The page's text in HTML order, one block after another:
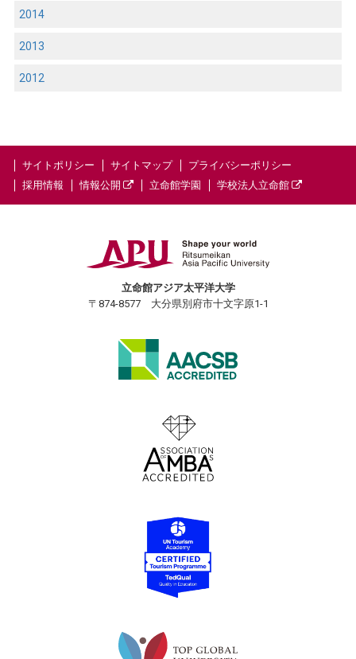
2014
2013
2012
サイトポリシー サイトマップ
プライバシーポリシー
採用情報
情報公開 立命館学園 学校法人立命館
立命館アジア太平洋大学
〒874-8577 大分県別府市十文字原1-1